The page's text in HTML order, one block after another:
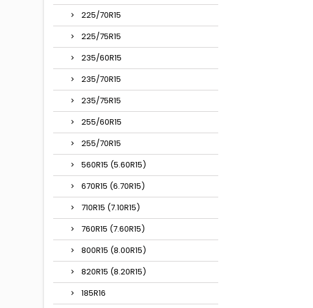
225/70R15
225/75R15
235/60R15
235/70R15
235/75R15
255/60R15
255/70R15
560R15 (5.60R15)
670R15 (6.70R15)
710R15 (7.10R15)
760R15 (7.60R15)
800R15 (8.00R15)
820R15 (8.20R15)
185R16